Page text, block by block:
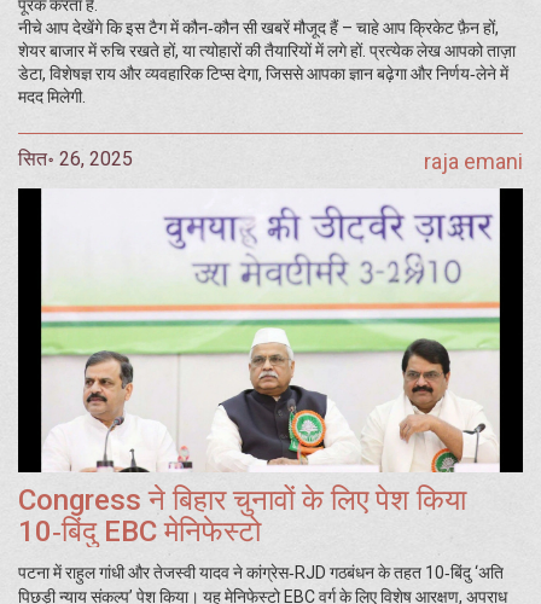
पूरक करता है.
नीचे आप देखेंगे कि इस टैग में कौन‑कौन सी खबरें मौजूद हैं – चाहे आप क्रिकेट फ़ैन हों,
शेयर बाजार में रुचि रखते हों, या त्योहारों की तैयारियों में लगे हों. प्रत्येक लेख आपको ताज़ा
डेटा, विशेषज्ञ राय और व्यवहारिक टिप्स देगा, जिससे आपका ज्ञान बढ़ेगा और निर्णय‑लेने में
मदद मिलेगी.
सित॰ 26, 2025 raja emani
Congress ने बिहार चुनावों के लिए पेश किया
10‑बिंदु EBC मेनिफेस्टो
पटना में राहुल गांधी और तेजस्वी यादव ने कांग्रेस‑RJD गठबंधन के तहत 10‑बिंदु ‘अति
पिछड़ी न्याय संकल्प’ पेश किया। यह मेनिफेस्टो EBC वर्ग के लिए विशेष आरक्षण, अपराध